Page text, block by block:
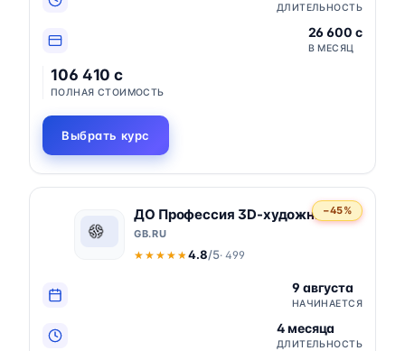
ДЛИТЕЛЬНОСТЬ
26 600 c
В МЕСЯЦ
106 410 c
ПОЛНАЯ СТОИМОСТЬ
Выбрать курс
−45%
ДО Профессия 3D-художник
GB.RU
★★★★★
★★★★★ 4.8/5· 499
9 августа
НАЧИНАЕТСЯ
4 месяца
ДЛИТЕЛЬНОСТЬ